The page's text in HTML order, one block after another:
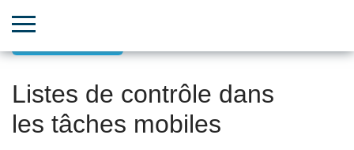
Listes de contrôle dans
les tâches mobiles